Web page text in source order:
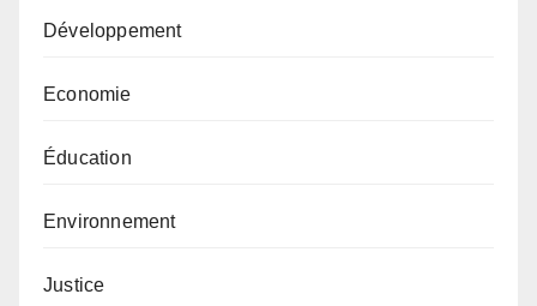
Développement
Economie
Éducation
Environnement
Justice